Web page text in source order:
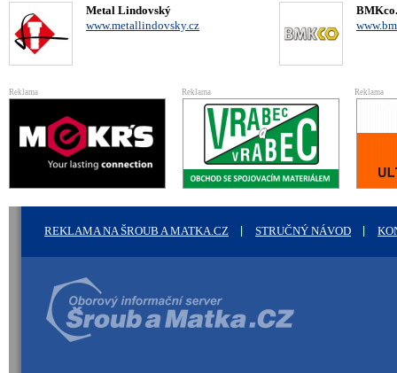
Metal Lindovský
www.metallindovsky.cz
Reklama Reklama Reklama
REKLAMA NA ŠROUB A MATKA.CZ STRUČNÝ NÁVOD